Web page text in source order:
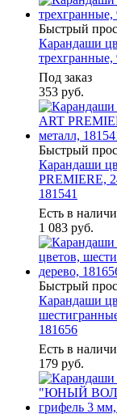
Быстрый
Карандаши
трехгранные,
Под заказ
353 руб.
Быстрый
Карандаши
PREMIERE,
181541
Есть в
1 083 руб.
Быстрый
Карандаши
181656
Есть в
179 руб.